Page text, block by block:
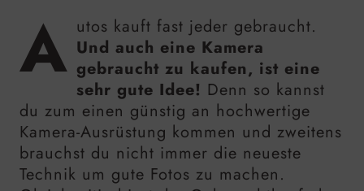
A utos kauft fast jeder gebraucht.
Und auch eine Kamera
gebraucht zu kaufen, ist eine
sehr gute Idee! Denn so kannst
du zum einen günstig an hochwertige
Kamera-Ausrüstung kommen und zweitens
brauchst du nicht immer die neueste
Technik um gute Fotos zu machen.